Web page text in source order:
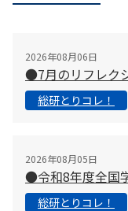
2026年08月06日
●7月のリフレク
総研とりコレ！
2026年08月05日
●令和8年度全国
総研とりコレ！